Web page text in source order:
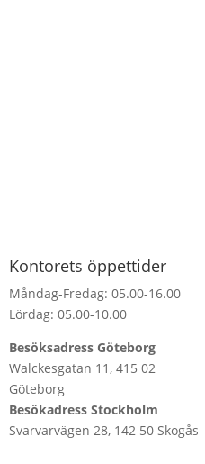
Kontorets öppettider
Måndag-Fredag: 05.00-16.00
Lördag: 05.00-10.00
Besöksadress Göteborg
Walckesgatan 11, 415 02
Göteborg
Besökadress Stockholm
Svarvarvägen 28, 142 50 Skogås